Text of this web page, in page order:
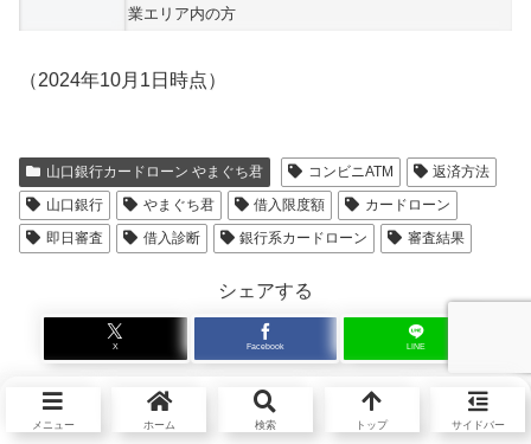
業エリア内の方
（2024年10月1日時点）
山口銀行カードローン やまぐち君 コンビニATM
返済方法
山口銀行
やまぐち君 借入限度額
カードローン
即日審査
借入診断 銀行系カードローン 審査結果
シェアする
X Facebook LINE
関連記事
メニュー ホーム 検索 トップ サイドバー